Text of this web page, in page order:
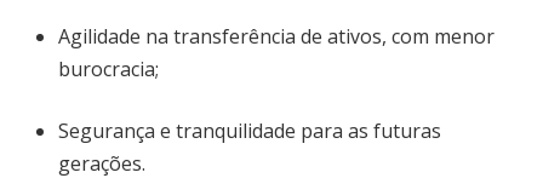
Agilidade na transferência de ativos, com menor
burocracia;
Segurança e tranquilidade para as futuras
gerações.